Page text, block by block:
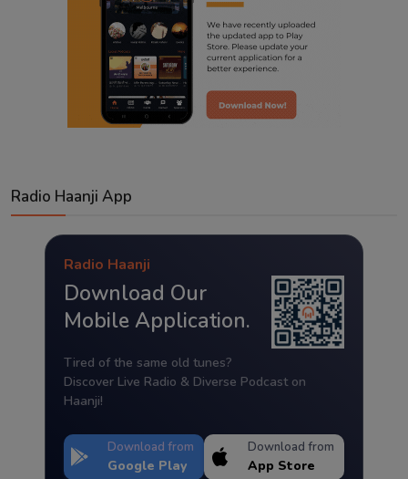
Radio Haanji App
Radio Haanji
Download Our
Mobile Application.
Tired of the same old tunes?
Discover Live Radio & Diverse Podcast on
Haanji!
Download from
Google Play
Download from
App Store